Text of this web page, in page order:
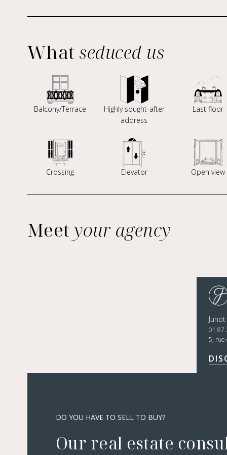
What seduced us
Balcony/Terrace
Highly sought-after
address
Last floor
Crossing Elevator Open view
Meetyour agency
01 87
5, rue
DO YOU HAVE TO SELL TO BUY?
Our real estate